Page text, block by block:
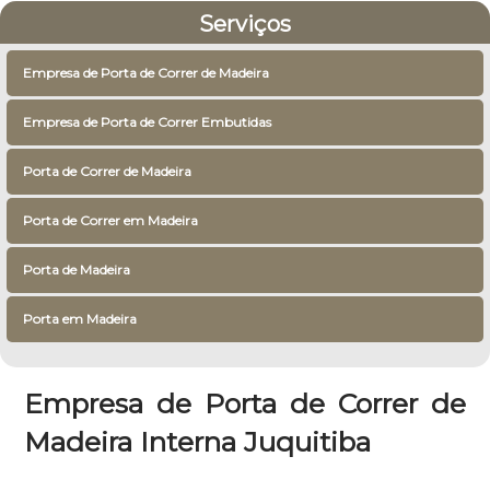
Serviços
Empresa de Porta de Correr de Madeira
Empresa de Porta de Correr Embutidas
Porta de Correr de Madeira
Porta de Correr em Madeira
Porta de Madeira
Porta em Madeira
Empresa de Porta de Correr de
Madeira Interna Juquitiba